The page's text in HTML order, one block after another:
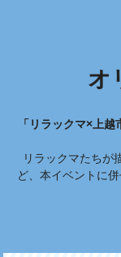
オ
「リラックマ×上
リラックマたちが
ど、本イベントに